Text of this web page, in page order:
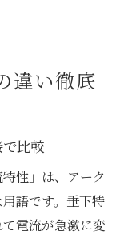
違い徹底
比較
性」は、アーク
語です。垂下特
電流が急激に変